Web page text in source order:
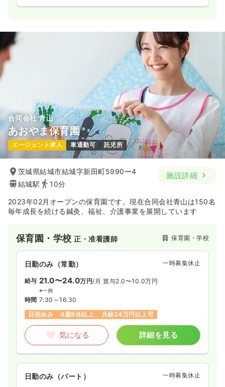
合同会社 青山
あおやま保育園
エージェント求人 車通勤可 託児所
茨城県結城市結城字新田町5990ー4
結城駅
10分
施設詳細
2023年02月オープンの保育園です。現在合同会社青山は150名
毎年成長を続ける鍼灸、福祉、介護事業を展開しています
保育園・学校正・准看護師 保育園・学校
日勤のみ（常勤） 一時募集休止
給与 21.0〜24.0万円/月 賞与2.0〜10.0万円
※一例
時間 7:30～16:30
日祝休み
4週8休以上 月給24万円以上可
気になる 詳細を見る
日勤のみ（パート） 一時募集休止